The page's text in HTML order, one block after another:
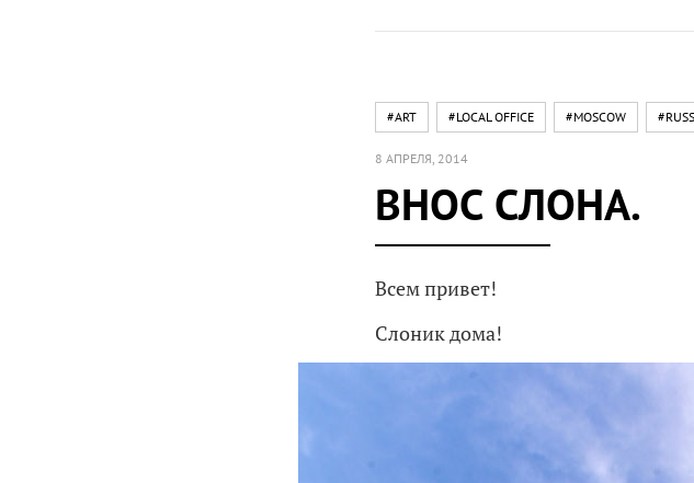
#ART #LOCAL OFFICE #MOSCOW
8 АПРЕЛЯ, 2014
ВНОС СЛОНА.
Всем привет!
Слоник дома!